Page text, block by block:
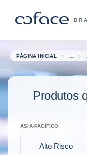
Voltar à página inicial
PÁGINA INICIAL
Produtos
ÁSIA-PACÍFICO
Alto Risco